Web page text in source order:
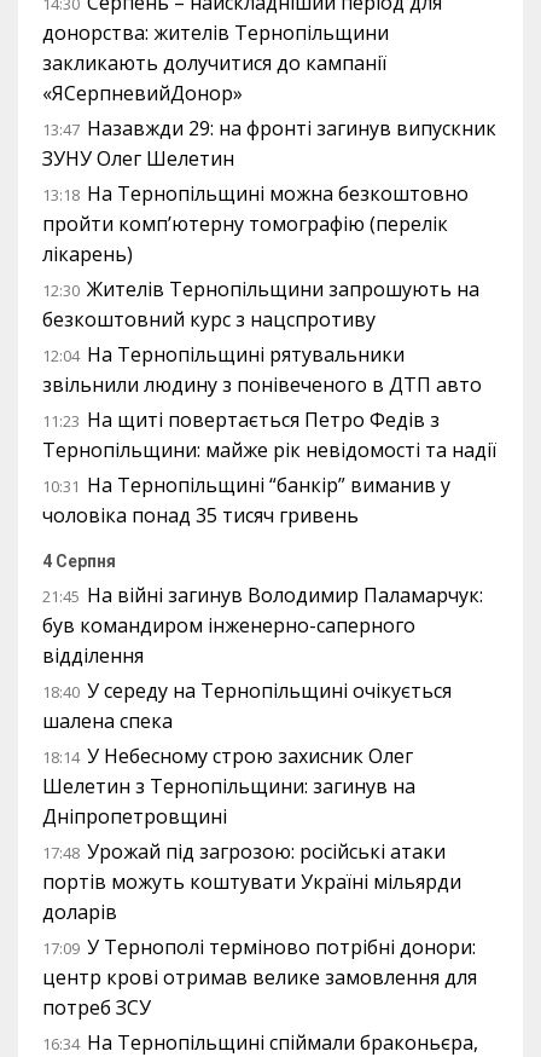
донорства: жителів Тернопільщини
закликають долучитися до кампанії
«ЯСерпневийДонор»
13:47 Назавжди 29: на фронті загинув випускник
ЗУНУ Олег Шелетин
13:18 На Тернопільщині можна безкоштовно
пройти комп’ютерну томографію (перелік
лікарень)
12:30 Жителів Тернопільщини запрошують на
безкоштовний курс з нацспротиву
12:04 На Тернопільщині рятувальники
звільнили людину з понівеченого в ДТП авто
11:23 На щиті повертається Петро Федів з
Тернопільщини: майже рік невідомості та надії
10:31 На Тернопільщині “банкір” виманив у
чоловіка понад 35 тисяч гривень
4 Серпня
21:45 На війні загинув Володимир Паламарчук:
був командиром інженерно-саперного
відділення
18:40 У середу на Тернопільщині очікується
шалена спека
18:14 У Небесному строю захисник Олег
Шелетин з Тернопільщини: загинув на
Дніпропетровщині
17:48 Урожай під загрозою: російські атаки
портів можуть коштувати Україні мільярди
доларів
17:09 У Тернополі терміново потрібні донори:
центр крові отримав велике замовлення для
потреб ЗСУ
16:34 На Тернопільщині спіймали браконьєра,